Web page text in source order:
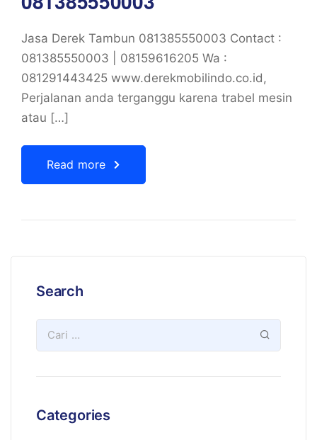
Jasa Derek Tambun 081385550003 Contact :
081385550003 | 08159616205 Wa :
081291443425 www.derekmobilindo.co.id,
Perjalanan anda terganggu karena trabel mesin
atau […]
Read more
Search
Categories